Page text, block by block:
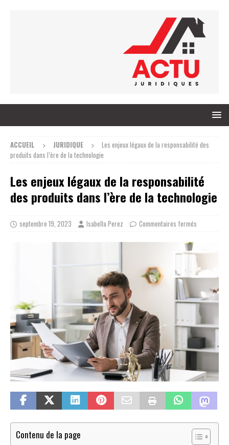
ACCUEIL JURIDIQUE
Les enjeux légaux de la responsabilité des
produits dans l’ère de la technologie
Les enjeux légaux de la responsabilité
des produits dans l’ère de la technologie
septembre 19, 2023 Isabella Perez Commentaires fermés
Contenu de la page